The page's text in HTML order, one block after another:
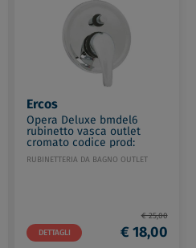
Ercos
Opera Deluxe bmdel6
rubinetto vasca outlet
cromato codice prod:
BMDEL6
RUBINETTERIA DA BAGNO OUTLET
DETTAGLI
€ 25,00
€ 18,00